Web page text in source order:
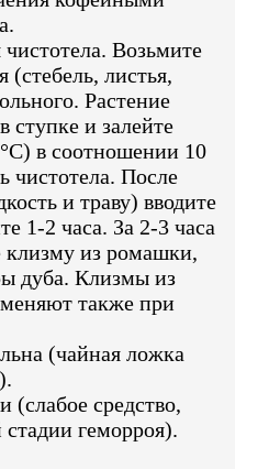
Возьмите
(стебель, листья,
Растение
ступке и залейте
в соотношении 10
чистотела. После
и траву) вводите
1-2 часа. За 2-3 часа
клизму из ромашки,
дуба. Клизмы из
также при
(чайная ложка
(слабое средство,
геморроя).